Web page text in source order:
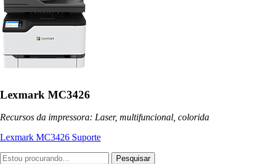
Lexmark MC3426
Recursos da impressora: Laser, multifuncional, colorida
Lexmark MC3426 Suporte
Pesquisar